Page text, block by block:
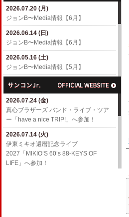
渡辺満里奈アルバム「Ring-a-Bell 30th
Anniversary Deluxe Edition」
2026.02.27 (金)
3/4(水)パラスポーツアニメテーマ曲
「スーパーヒーロー」配信リリース決
定！
3/8(日)「TOKYO GUITAR JAMBOREE
2026.02.10 (火)
ROOTS66で「The Covers' Fes. 2026」
2026.02.01 (日)
YouTube「上田禎的音楽史 vol.1」に出
演！
2026.06.17 (水)
​ウルフルケイスケ〜MEDIA情報【6月】
2026.05.11 (月)
ウルフルケイスケ生配信番組「マジカ
ルチェインTV」5月号！
2026.04.23 (木)
ウルフルケイスケ生配信番組「マジカ
ルチェインTV」4月号！
2026.04.16 (木)
​ウルフルケイスケ〜MEDIA情報【4月】
(〜4/16更新)
2026.03.24 (火)
ウルフルケイスケ生配信番組「マジカ
ルチェインTV」3月号！
2026.07.20 (月)
ジョンB〜Media情報【6月】
2026.06.14 (日)
ジョンB〜Media情報【6月】
2026.05.16 (土)
ジョンB〜Media情報【5月】
2026.04.19 (日)
2026.03.16 (月)
ジョンB〜Media情報【3月】
2026.02.15 (日)
ジョンB〜Media情報【2月】
2026.01.19 (月)
ジョンB〜Media情報【1月】
2026.07.24 (金)
​真心ブラザーズ バンド・ライブ・ツア
ー「have a nice TRIP!」へ参加！
2026.07.14 (火)
伊東ミキオ還暦記念ライブ
2027「MIKIO’S 60’s 88-KEYS OF
LIFE」へ参加！